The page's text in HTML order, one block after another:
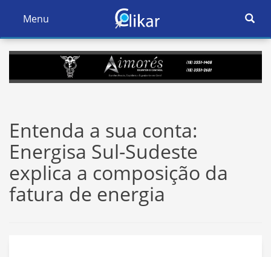
Ativar
Navegação
Menu
Ativar
Entenda a sua conta:
Energisa Sul-Sudeste
explica a composição da
fatura de energia